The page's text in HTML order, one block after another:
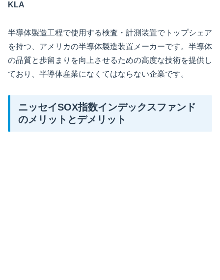
KLA
半導体製造工程で使用する検査・計測装置でトップシェア
を持つ、アメリカの半導体製造装置メーカーです。半導体
の品質と歩留まりを向上させるための高度な技術を提供し
ており、半導体産業になくてはならない企業です。
ニッセイSOX指数インデックスファンド
のメリットとデメリット